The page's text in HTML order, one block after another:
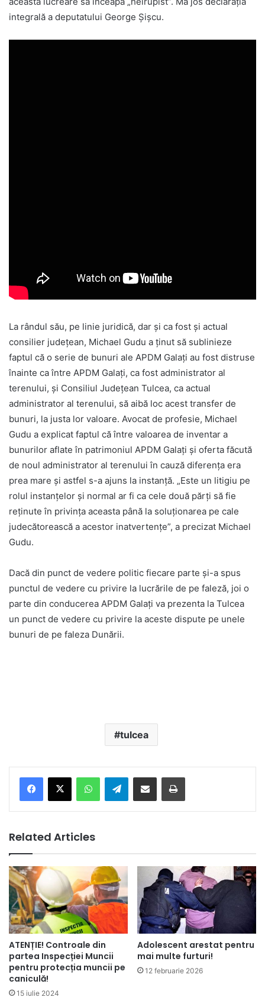
integrală a deputatului George Şişcu.
La rândul său, pe linie juridică, dar şi ca fost şi actual
consilier judeţean, Michael Gudu a ţinut să sublinieze
faptul că o serie de bunuri ale APDM Galaţi au fost distruse
înainte ca între APDM Galaţi, ca fost administrator al
terenului, şi Consiliul Judeţean Tulcea, ca actual
administrator al terenului, să aibă loc acest transfer de
bunuri, la justa lor valoare. Avocat de profesie, Michael
Gudu a explicat faptul că între valoarea de inventar a
bunurilor aflate în patrimoniul APDM Galaţi şi oferta făcută
de noul administrator al terenului în cauză diferenţa era
prea mare şi astfel s-a ajuns la instanţă. „Este un litigiu pe
rolul instanţelor şi normal ar fi ca cele două părţi să fie
reţinute în privinţa aceasta până la soluţionarea pe cale
judecătorească a acestor inatvertenţe”, a precizat Michael
Gudu.
Dacă din punct de vedere politic fiecare parte şi-a spus
punctul de vedere cu privire la lucrările de pe faleză, joi o
parte din conducerea APDM Galaţi va prezenta la Tulcea
un punct de vedere cu privire la aceste dispute pe unele
bunuri de pe faleza Dunării.
tulcea
Telegram
Related Articles
ATENȚIE! Controale din
partea Inspecției Muncii
pentru protecția muncii pe
caniculă!
15 iulie 2024
Adolescent arestat pentru
mai multe furturi!
12 februarie 2026